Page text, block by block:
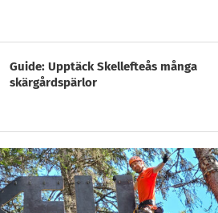
Guide: Upptäck Skellefteås många
skärgårdspärlor